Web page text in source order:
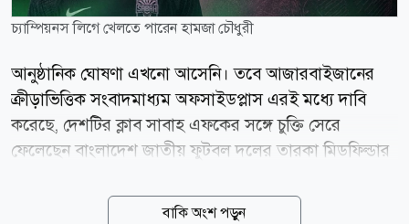
চ্যাম্পিয়নস লিগে খেলতে পারেন হামজা চৌধুরী
আনুষ্ঠানিক ঘোষণা এখনো আসেনি। তবে আজারবাইজানের
ক্রীড়াভিত্তিক সংবাদমাধ্যম অফসাইডপ্লাস এরই মধ্যে দাবি
করেছে, দেশটির ক্লাব সাবাহ এফকের সঙ্গে চুক্তি সেরে
ফেলেছেন বাংলাদেশ জাতীয় ফুটবল দলের তারকা মিডফিল্ডার
সিটির সঙ্গে ২১ বছরের সম্পর্ক ছিন্ন হবে হামজার। গত মৌসুমে
বাকি অংশ পড়ুন